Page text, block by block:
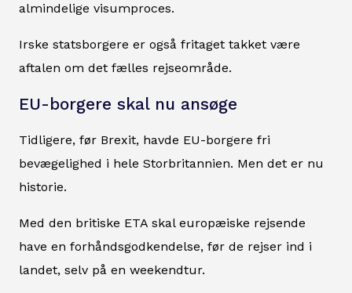
almindelige visumproces.
Irske statsborgere er også fritaget takket være
aftalen om det fælles rejseområde.
EU-borgere skal nu ansøge
Tidligere, før Brexit, havde EU-borgere fri
bevægelighed i hele Storbritannien. Men det er nu
historie.
Med den britiske ETA skal europæiske rejsende
have en forhåndsgodkendelse, før de rejser ind i
landet, selv på en weekendtur.